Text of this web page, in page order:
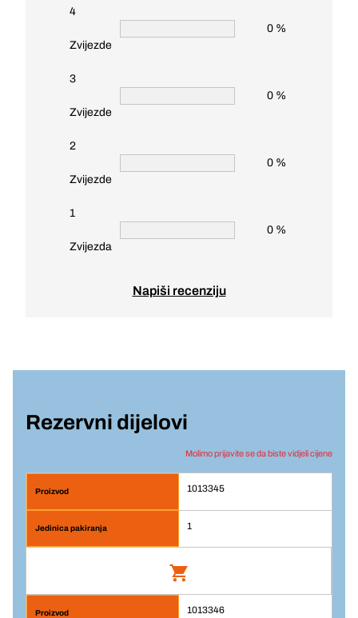
4
Zvijezde
0 %
3
Zvijezde
0 %
2
Zvijezde
0 %
1
Zvijezda
0 %
Napiši recenziju
Rezervni dijelovi
Molimo prijavite se da biste vidjeli cijene
1013345
1
1013346